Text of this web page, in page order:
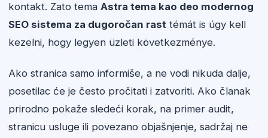
kontakt. Zato tema Astra tema kao deo modernog
SEO sistema za dugoročan rast témát is úgy kell
kezelni, hogy legyen üzleti következménye.
Ako stranica samo informiše, a ne vodi nikuda dalje,
posetilac će je često pročitati i zatvoriti. Ako članak
prirodno pokaže sledeći korak, na primer audit,
stranicu usluge ili povezano objašnjenje, sadržaj ne